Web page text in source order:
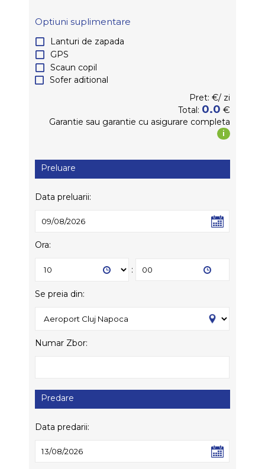
Optiuni suplimentare
Lanturi de zapada
GPS
Scaun copil
Sofer aditional
Pret: €/ zi
Total: 0.0 €
Garantie sau garantie cu asigurare completa
i
Preluare
Data preluarii:
Ora:
:
Se preia din:
Numar Zbor:
Predare
Data predarii: